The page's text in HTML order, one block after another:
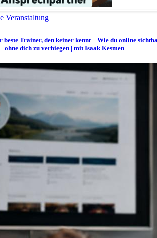
Veranstaltung
beste Trainer, den keiner kennt – Wie du online
ohne dich zu verbiegen | mit Isaak Kesmen